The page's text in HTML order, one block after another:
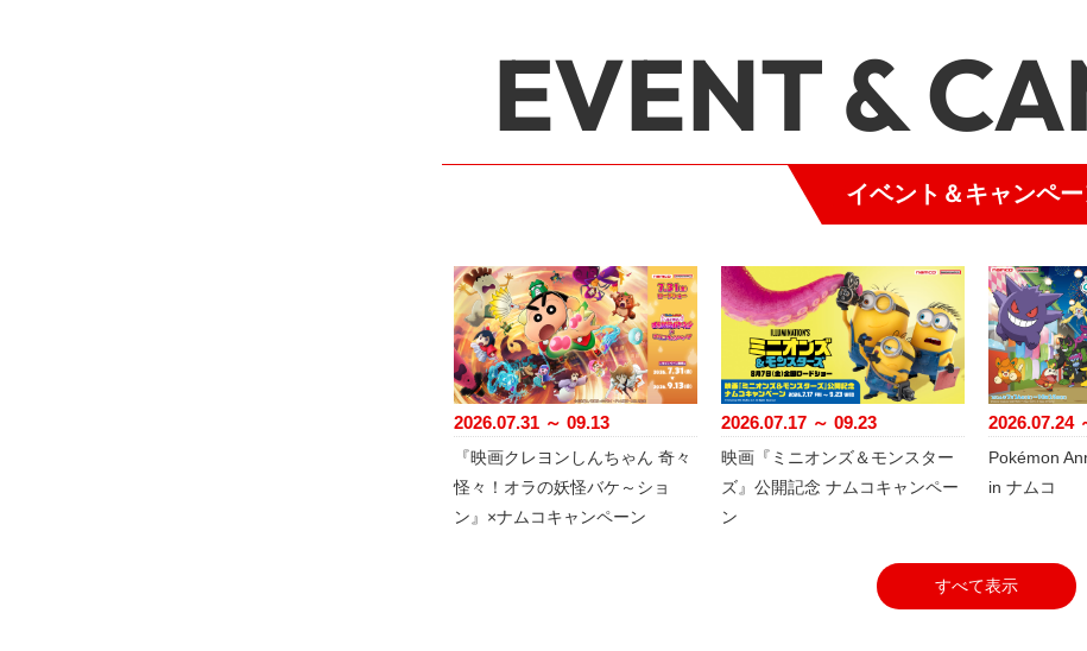
イベント＆キャンペ
EVENT &
2026.07.31 ～ 09.13
『映画クレヨンしんちゃん 奇々
怪々！オラの妖怪バケ～ショ
ン』×ナムコキャンペーン
2026.07.17 ～ 09.23
映画『ミニオンズ＆モンスター
ズ』公開記念 ナムコキャンペー
ン
2026.07.24
Pokémon
in ナムコ
すべて表示